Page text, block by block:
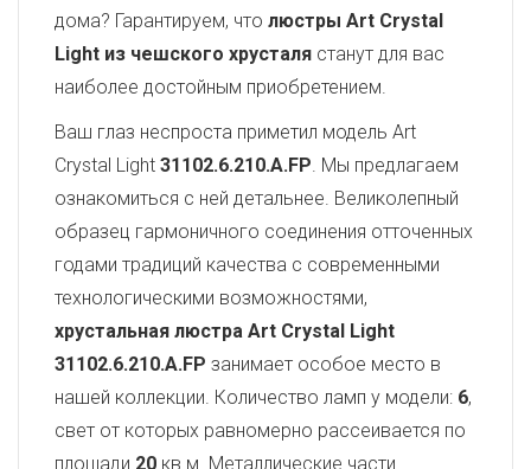
дома? Гарантируем, что люстры Art Crystal
Light из чешского хрусталя станут для вас
наиболее достойным приобретением.
Ваш глаз неспроста приметил модель Art
Crystal Light 31102.6.210.A.FP. Мы предлагаем
ознакомиться с ней детальнее. Великолепный
образец гармоничного соединения отточенных
годами традиций качества с современными
технологическими возможностями,
хрустальная люстра Art Crystal Light
31102.6.210.A.FP занимает особое место в
нашей коллекции. Количество ламп у модели: 6,
свет от которых равномерно рассеивается по
площади 20 кв.м. Металлические части